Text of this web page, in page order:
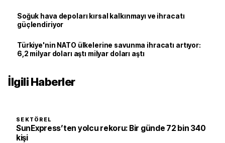
Soğuk hava depoları kırsal kalkınmayı ve ihracatı
güçlendiriyor
Türkiye'nin NATO ülkelerine savunma ihracatı artıyor:
6,2 milyar doları aştı milyar doları aştı
İlgili Haberler
SEKTÖREL
SunExpress’ten yolcu rekoru: Bir günde 72 bin 340
kişi